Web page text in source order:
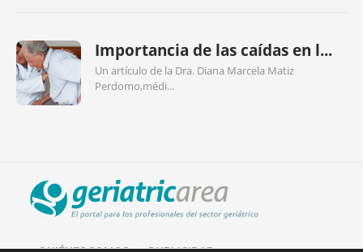
Importancia de las caídas en l...
Un artículo de la Dra. Diana Marcela Matiz
Perdomo,médi...